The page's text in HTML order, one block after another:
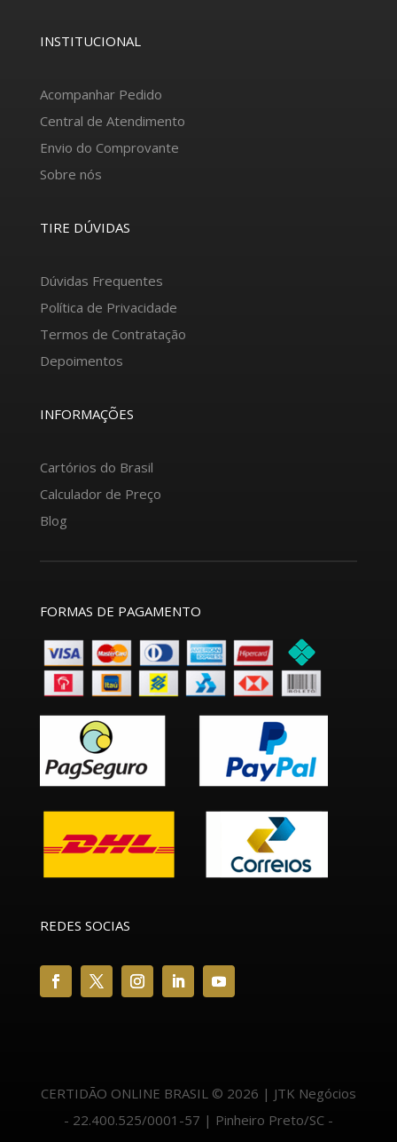
INSTITUCIONAL
Acompanhar Pedido
Central de Atendimento
Envio do Comprovante
Sobre nós
TIRE DÚVIDAS
Dúvidas Frequentes
Política de Privacidade
Termos de Contratação
Depoimentos
INFORMAÇÕES
Cartórios do Brasil
Calculador de Preço
Blog
FORMAS DE PAGAMENTO
REDES SOCIAS
CERTIDÃO ONLINE BRASIL © 2026 | JTK Negócios
- 22.400.525/0001-57 | Pinheiro Preto/SC -